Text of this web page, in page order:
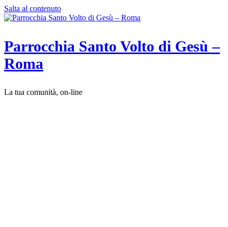
Salta al contenuto
Parrocchia Santo Volto di Gesù –
Roma
La tua comunità, on-line